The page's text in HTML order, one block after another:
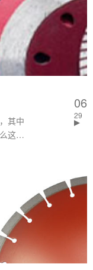
其中
这两
下面
06
29